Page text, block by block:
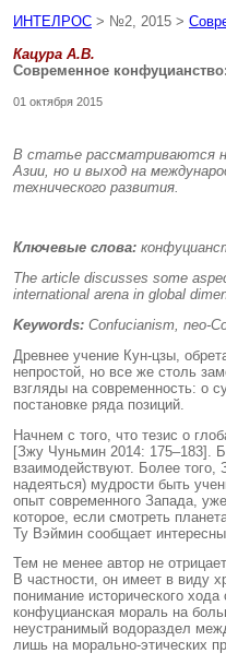
ИНТЕЛРОС > №2, 2015 >
Кацура А.В.
Современное
01 октября 2015
В статье рассматриваются
Азии, но и выход на
технического развития.
Ключевые слова:
The article discusses some
international arena in global
Keywords: Confucianism, neo-
Древнее учение Кун-цзы,
непростой, но все же столь
взгляды на современность: о
постановке ряда позиций.
Начнем с того, что тезис о
[Зжу Чуньмин 2014: 175–183].
взаимодействуют. Более того,
надеяться) мудрости быть
опыт современного Запада,
которое, если смотреть
Ту Вэймин сообщает
Тем не менее автор не
В частности, он имеет в виду
понимание исторического
конфуцианская мораль на
неустранимый водораздел
лишь на морально-этических